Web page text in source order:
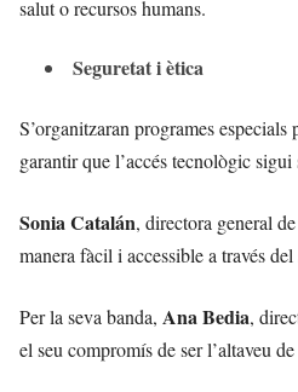
salut o recursos humans.
Seguretat i ètica
S’organitzaran programes
garantir que l’accés tecnològic sigui
Sonia Catalán, directora general
manera fàcil i accessible a través
Per la seva banda, Ana Bedia,
el seu compromís de ser l’altaveu